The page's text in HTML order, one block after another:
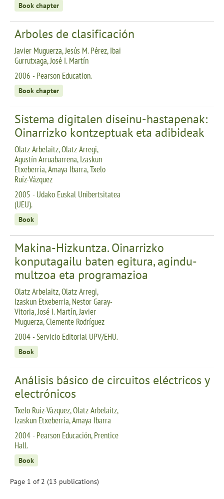
Book chapter
Arboles de clasificación
Javier Muguerza, Jesús M. Pérez, Ibai
Gurrutxaga, José I. Martín
2006 - Pearson Education.
Book chapter
Sistema digitalen diseinu-hastapenak:
Oinarrizko kontzeptuak eta adibideak
Olatz Arbelaitz, Olatz Arregi,
Agustín Arruabarrena, Izaskun
Etxeberria, Amaya Ibarra, Txelo
Ruíz-Vázquez
2005 - Udako Euskal Unibertsitatea
(UEU).
Book
Makina-Hizkuntza. Oinarrizko
konputagailu baten egitura, agindu-
multzoa eta programazioa
Olatz Arbelaitz, Olatz Arregi,
Izaskun Etxeberria, Nestor Garay-
Vitoria, José I. Martín, Javier
Muguerza, Clemente Rodríguez
2004 - Servicio Editorial UPV/EHU.
Book
Análisis básico de circuitos eléctricos y
electrónicos
Txelo Ruíz-Vázquez, Olatz Arbelaitz,
Izaskun Etxeberria, Amaya Ibarra
2004 - Pearson Educación, Prentice
Hall.
Book
Page 1 of 2 (13 publications)